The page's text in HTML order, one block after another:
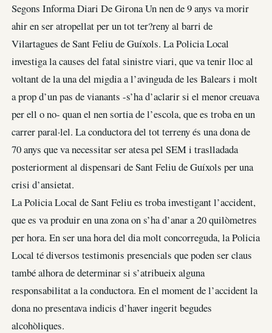
Segons Informa Diari De Girona Un nen de 9 anys va morir
ahir en ser atropellat per un tot ter?reny al barri de
Vilartagues de Sant Feliu de Guíxols. La Policia Local
investiga la causes del fatal sinistre viari, que va tenir lloc al
voltant de la una del migdia a l’avinguda de les Balears i molt
a prop d’un pas de vianants -s’ha d’aclarir si el menor creuava
per ell o no- quan el nen sortia de l’escola, que es troba en un
carrer paral·lel. La conductora del tot terreny és una dona de
70 anys que va necessitar ser atesa pel SEM i traslladada
posteriorment al dispensari de Sant Feliu de Guíxols per una
crisi d’ansietat.
La Policia Local de Sant Feliu es troba investigant l’accident,
que es va produir en una zona on s’ha d’anar a 20 quilòmetres
per hora. En ser una hora del dia molt concorreguda, la Policia
Local té diversos testimonis presencials que poden ser claus
també alhora de determinar si s’atribueix alguna
responsabilitat a la conductora. En el moment de l’accident la
dona no presentava indicis d’haver ingerit begudes
alcohòliques.